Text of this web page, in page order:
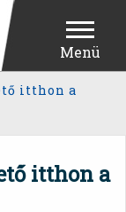
Menü
itthon a
itthon a